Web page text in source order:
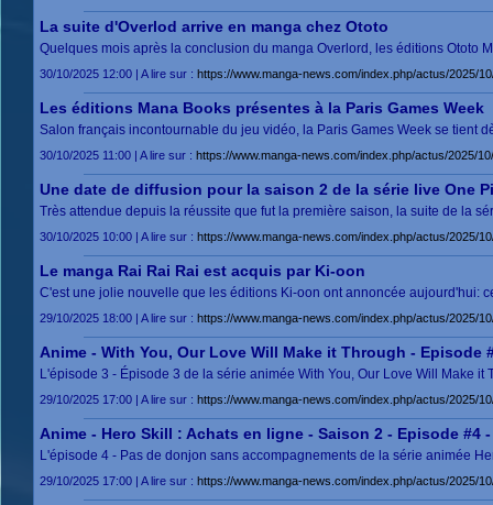
La suite d'Overlod arrive en manga chez Ototo
Quelques mois après la conclusion du manga Overlord, les éditions Ototo
30/10/2025 12:00 | A lire sur : https://www.manga-news.com/index.php/actus/2025/
Les éditions Mana Books présentes à la Paris Games Week
Salon français incontournable du jeu vidéo, la Paris Games Week se tient
30/10/2025 11:00 | A lire sur : https://www.manga-news.com/index.php/actus/2025/
Une date de diffusion pour la saison 2 de la série live One
Très attendue depuis la réussite que fut la première saison, la suite de la
30/10/2025 10:00 | A lire sur : https://www.manga-news.com/index.php/actus/2025/
Le manga Rai Rai Rai est acquis par Ki-oon
C'est une jolie nouvelle que les éditions Ki-oon ont annoncée aujourd'hui:
29/10/2025 18:00 | A lire sur : https://www.manga-news.com/index.php/actus/2025/
Anime - With You, Our Love Will Make it Through - Episode
L'épisode 3 - Épisode 3 de la série animée With You, Our Love Will Make
29/10/2025 17:00 | A lire sur : https://www.manga-news.com/index.php/actus/2025/
Anime - Hero Skill : Achats en ligne - Saison 2 - Episode
L'épisode 4 - Pas de donjon sans accompagnements de la série animée
29/10/2025 17:00 | A lire sur : https://www.manga-news.com/index.php/actus/2025/